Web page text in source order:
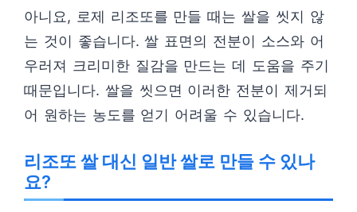
아니요, 로제 리조또를 만들 때는 쌀을 씻지 않
는 것이 좋습니다. 쌀 표면의 전분이 소스와 어
우러져 크리미한 질감을 만드는 데 도움을 주기
때문입니다. 쌀을 씻으면 이러한 전분이 제거되
어 원하는 농도를 얻기 어려울 수 있습니다.
리조또 쌀 대신 일반 쌀로 만들 수 있나
요?